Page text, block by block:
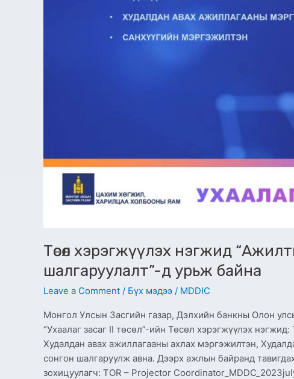
Төсөл хэрэгжүүлэх нэгжид
шалгаруулалт”-д урьж байна
Leave a Comment / Бүх мэдээ / MDDIC
Монгол Улсын Засгийн газар, Дэлхийн банкны Олон
“Ухаалаг засаг II төсөл”-ийн Төсөл хэрэгжүүлэх
Худалдан авах ажиллагааны ахлах мэргэжилтэн,
сонгон шалгаруулж авна. Дээрх ажлын байранд
зохицуулагч: TOR – Projector